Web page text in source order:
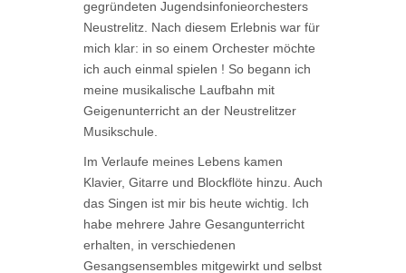
gegründeten Jugendsinfonieorchesters
Neustrelitz. Nach diesem Erlebnis war für
mich klar: in so einem Orchester möchte
ich auch einmal spielen ! So begann ich
meine musikalische Laufbahn mit
Geigenunterricht an der Neustrelitzer
Musikschule.
Im Verlaufe meines Lebens kamen
Klavier, Gitarre und Blockflöte hinzu. Auch
das Singen ist mir bis heute wichtig. Ich
habe mehrere Jahre Gesangunterricht
erhalten, in verschiedenen
Gesangsensembles mitgewirkt und selbst